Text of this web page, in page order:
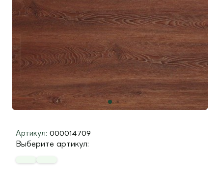
Артикул: 000014709
Выберите артикул: